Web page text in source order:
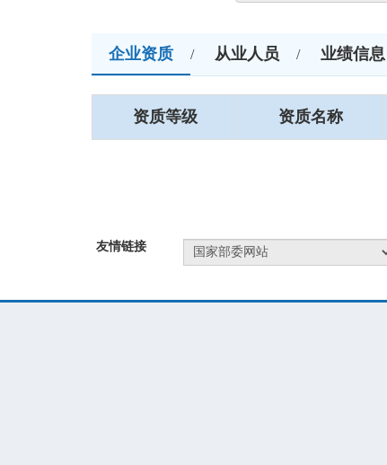
企业资质 / 从业人员 / 业绩信息
资质等级 资质名称
友情链接